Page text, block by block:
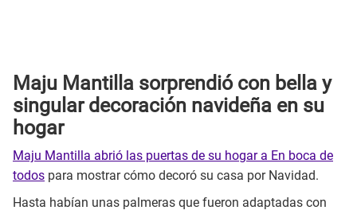
Maju Mantilla sorprendió con bella y
singular decoración navideña en su
hogar
Maju Mantilla abrió las puertas de su hogar a En boca de
todos para mostrar cómo decoró su casa por Navidad.
Hasta habían unas palmeras que fueron adaptadas con